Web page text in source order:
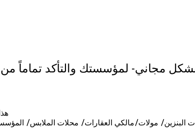
مجاني- لمؤسستك والتأكد تماماً من
مولات/مالكي العقارات/ محلات الملابس/ المؤسسات